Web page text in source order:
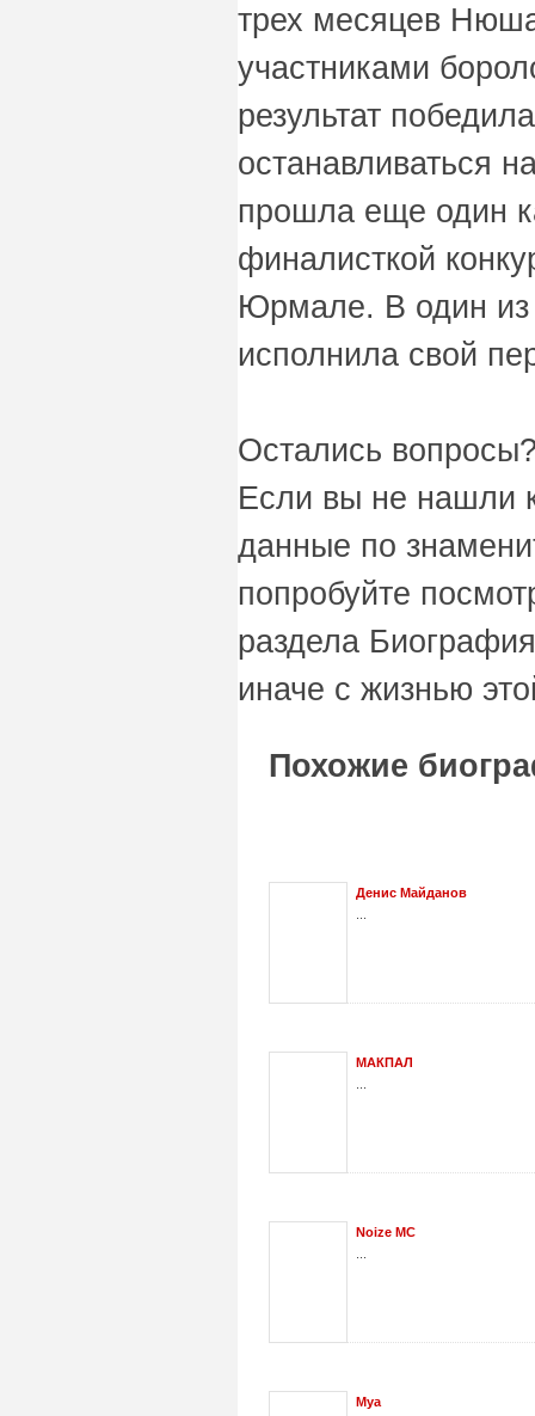
трех месяцев
участниками
результат
останавливаться
прошла еще один
финалисткой
Юрмале. В один из
исполнила свой
Остались
Если вы не нашли
данные по
попробуйте
раздела
иначе с жизнью
Похожие
Денис Майданов
МАКПАЛ
Noize MC
Mya